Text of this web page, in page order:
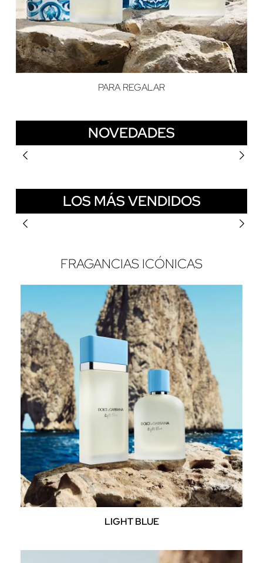
PARA REGALAR
NOVEDADES
LOS MÁS VENDIDOS
FRAGANCIAS ICÓNICAS
LIGHT BLUE